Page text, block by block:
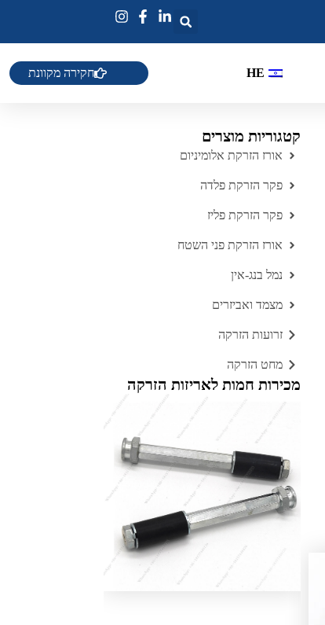
HE חקירה מקוונת
קטגוריות מוצרים
אורז הזרקת אלומיניום
פקר הזרקת פלדה
פקר הזרקת פליז
אורז הזרקת פני השטח
נמל בנג-אין
מצמד ואביזרים
זרועות הזרקה
מחט הזרקה
מכירות חמות לאריזות הזרקה